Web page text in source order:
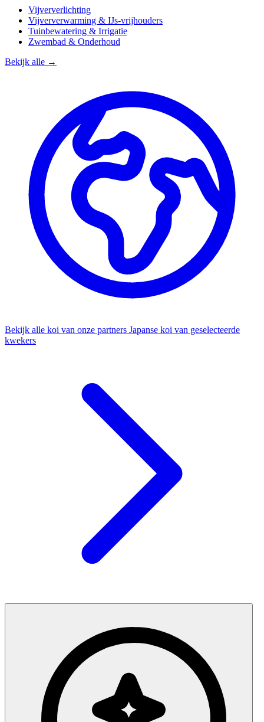
Vijververlichting
Vijververwarming & IJs-vrijhouders
Tuinbewatering & Irrigatie
Zwembad & Onderhoud
Bekijk alle →
Bekijk alle koi van onze partners Japanse koi van geselecteerde
kwekers